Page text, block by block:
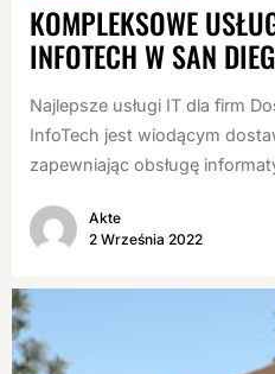
KOMPLEKSOWE
INFOTECH W SAN
Najlepsze usługi IT dla firm
InfoTech jest wiodącym
zapewniając obsługę
Akte
2 Września 2022